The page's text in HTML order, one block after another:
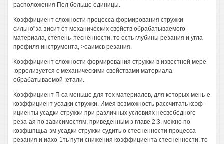
расположения Пел больше единицы.
Коэффициент сложности процесса формирования стружки
сильно"за-зисит от механических свойств обрабатываемого
материала, степень :тесненности, то есть глубины резания и угла
профиля инструмента, >еаимсв резания.
Коэффициент сложности формирования стружки в известной мере
:оррелизуется с механическими свойствами материала
обрабатываемой ;етали.
Коэффициент П са меньше для тех материалов, для которых мень-е
коэффициент усадки стружки. Имея возможность рассчитать ксэф-
ициенты усадки стружки при различных условиях несвободного
реза-ая по зависимостям, приведенным з главе 2,3, можно по
коэфшпщьа-зм усадки стружки судить о стесненности процесса
резания и иахо-1ть пути снижения коэффициента стесненности, то